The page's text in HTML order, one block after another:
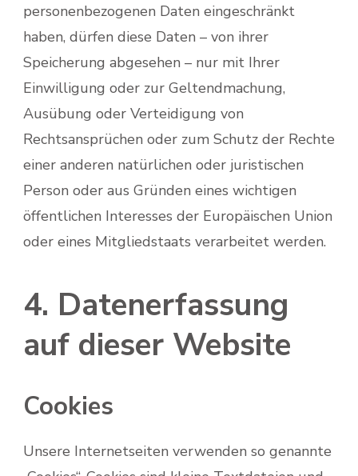
personenbezogenen Daten eingeschränkt
haben, dürfen diese Daten – von ihrer
Speicherung abgesehen – nur mit Ihrer
Einwilligung oder zur Geltendmachung,
Ausübung oder Verteidigung von
Rechtsansprüchen oder zum Schutz der Rechte
einer anderen natürlichen oder juristischen
Person oder aus Gründen eines wichtigen
öffentlichen Interesses der Europäischen Union
oder eines Mitgliedstaats verarbeitet werden.
4. Datenerfassung
auf dieser Website
Cookies
Unsere Internetseiten verwenden so genannte